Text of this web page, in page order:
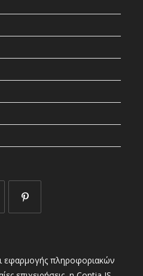
εφαρμογής πληροφοριακών